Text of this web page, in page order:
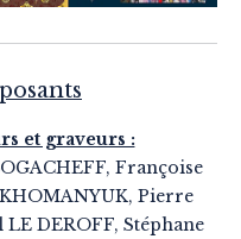
et graveurs :
Françoise
Pierre
DEROFF, Stéphane